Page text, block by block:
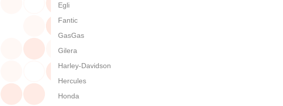
Egli
Fantic
GasGas
Gilera
Harley-Davidson
Hercules
Honda